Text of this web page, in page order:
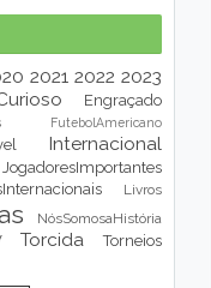
2021 2022 2023
Engraçado
FutebolAmericano
Internacional
JogadoresImportantes
Livros
NósSomosaHistória
Torcida
Torneios